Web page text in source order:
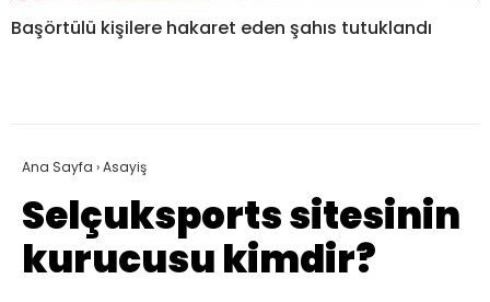
Başörtülü kişilere hakaret eden şahıs tutuklandı
Ana Sayfa ›Asayiş
Selçuksports sitesinin
kurucusu kimdir?